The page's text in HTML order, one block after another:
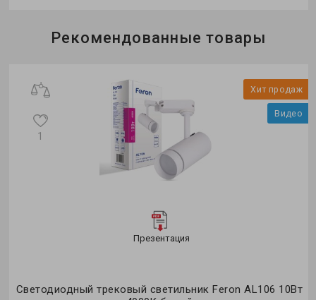
Бренд:Ardero
трековый
Рекомендованные товары
Хит продаж
Видео
Презентация
Светодиодный трековый светильник Feron AL106 10Вт
1